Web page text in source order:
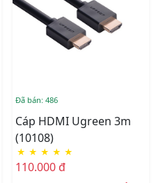
Đã bán: 486
Cáp HDMI Ugreen 3m
(10108)
★ ★ ★ ★ ★
110.000 đ